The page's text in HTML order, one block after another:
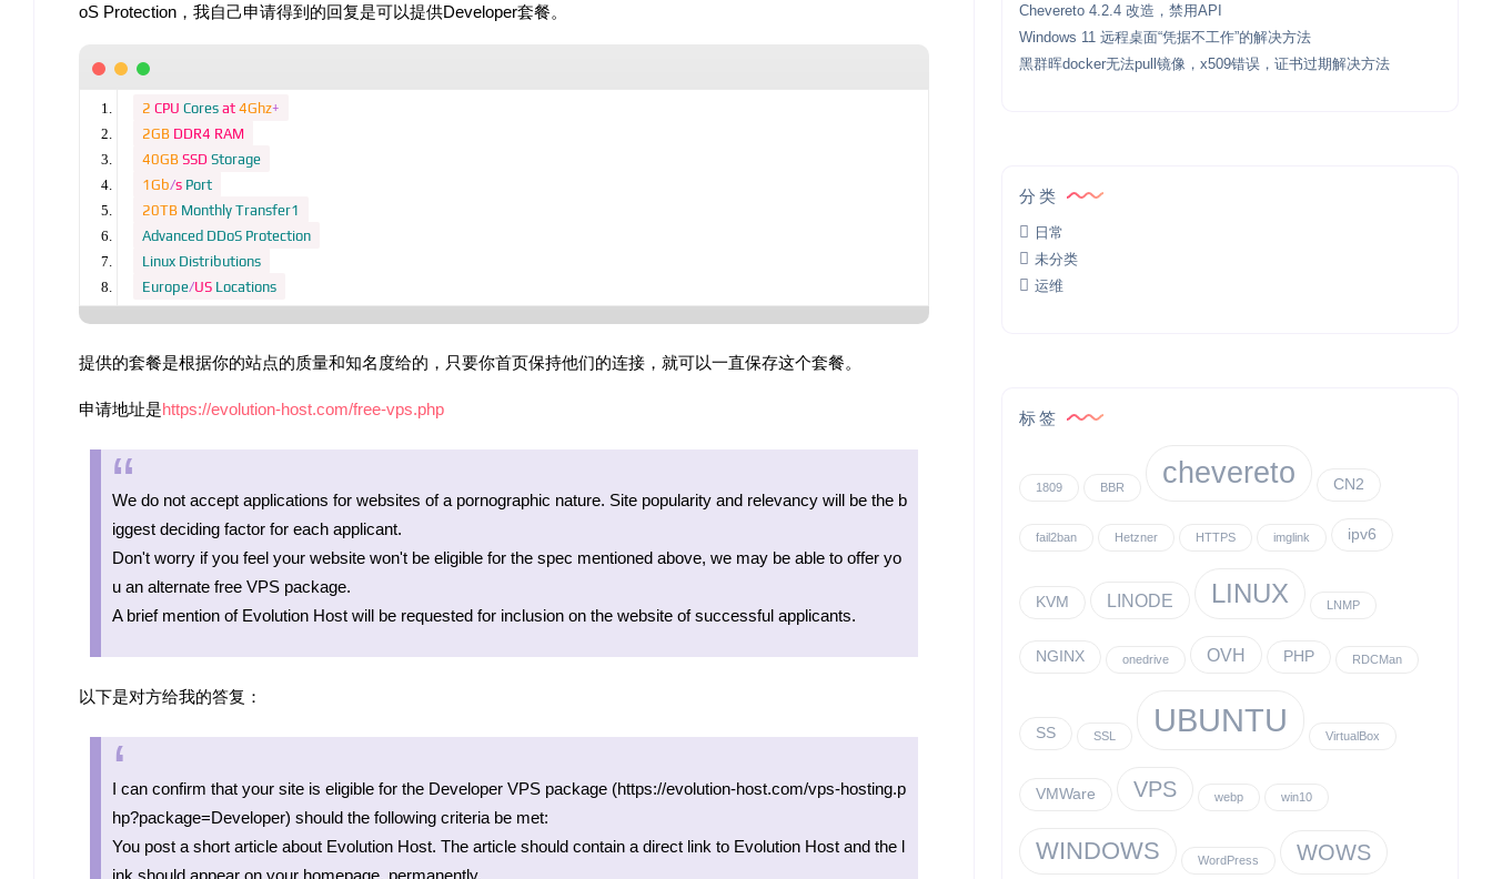
oS Protection，我自己申请得到的回复是可以提供Developer套餐。
2 CPU Cores at 4Ghz+
2GB DDR4 RAM
40GB SSD Storage
1Gb/s Port
20TB MonthlyTransfer1
Advanced DDoS Protection
Linux Distributions
Europe/US Locations
提供的套餐是根据你的站点的质量和知名度给的，只要你首页保持他们的连接，就可以一直保存这个套餐。
申请地址是https://evolution-host.com/free-vps.php
We do not accept applications for websites of a pornographic nature. Site popularity and relevancy will be the b
iggest deciding factor for each applicant.
Don't worry if you feel your website won't be eligible for the spec mentioned above, we may be able to offer yo
u an alternate free VPS package.
A brief mention of Evolution Host will be requested for inclusion on the website of successful applicants.
以下是对方给我的答复：
I can confirm that your site is eligible for the Developer VPS package (https://evolution-host.com/vps-hosting.p
hp?package=Developer) should the following criteria be met:
You post a short article about Evolution Host. The article should contain a direct link to Evolution Host and the l
ink should appear on your homepage, permanently.
Chevereto 4.2.4 改造，禁用API
Windows 11 远程桌面“凭据不工作”的解决方法
黑群晖docker无法pull镜像，x509错误，证书过期解决方法
分类
日常
未分类
运维
标签
1809 BBR chevereto CN2
fail2ban Hetzner HTTPS imglink ipv6
KVM LINODE LINUX LNMP
NGINX onedrive OVH PHP RDCMan
SS SSL UBUNTU VirtualBox
VMWare VPS webp win10
WINDOWS WordPress WOWS